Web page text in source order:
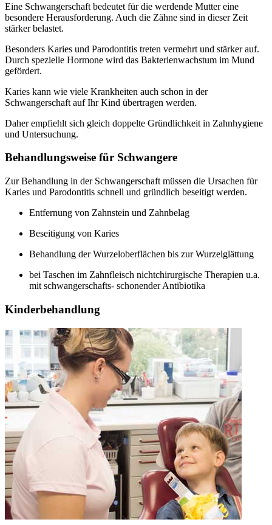
Eine Schwangerschaft bedeutet für die werdende Mutter eine
besondere Herausforderung. Auch die Zähne sind in dieser Zeit
stärker belastet.
Besonders Karies und Parodontitis treten vermehrt und stärker auf.
Durch spezielle Hormone wird das Bakterienwachstum im Mund
gefördert.
Karies kann wie viele Krankheiten auch schon in der
Schwangerschaft auf Ihr Kind übertragen werden.
Daher empfiehlt sich gleich doppelte Gründlichkeit in Zahnhygiene
und Untersuchung.
Behandlungsweise für Schwangere
Zur Behandlung in der Schwangerschaft müssen die Ursachen für
Karies und Parodontitis schnell und gründlich beseitigt werden.
Entfernung von Zahnstein und Zahnbelag
Beseitigung von Karies
Behandlung der Wurzeloberflächen bis zur Wurzelglättung
bei Taschen im Zahnfleisch nichtchirurgische Therapien u.a.
mit schwangerschafts- schonender Antibiotika
Kinderbehandlung